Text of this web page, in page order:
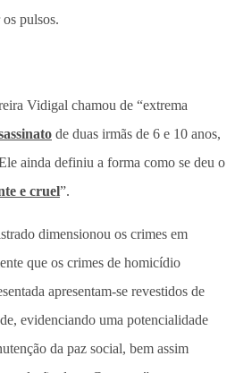
pulsos.
Vidigal chamou de “extrema
de duas irmãs de 6 e 10 anos,
ainda definiu a forma como se deu o
e cruel”.
dimensionou os crimes em
que os crimes de homicídio
apresentam-se revestidos de
evidenciando uma potencialidade
da paz social, bem assim